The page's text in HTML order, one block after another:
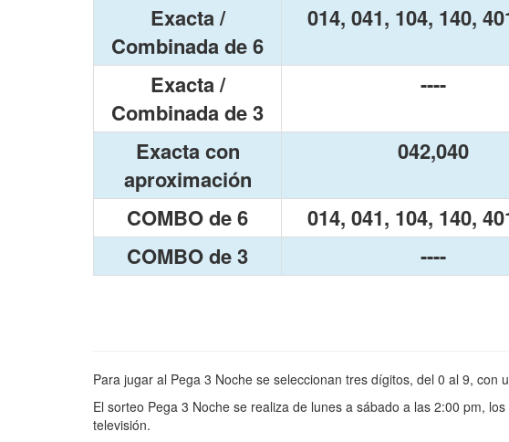
Exacta /
Combinada de 6
014, 041, 104, 140,
Exacta /
Combinada de 3
----
Exacta con
aproximación
042,040
COMBO de 6 014, 041, 104, 140,
COMBO de 3
----
Para jugar al Pega 3 Noche se seleccionan tres dígitos, del 0 al 9, con
El sorteo Pega 3 Noche se realiza de lunes a sábado a las 2:00 pm,
televisión.